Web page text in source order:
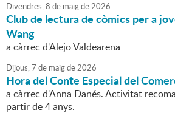
Divendres,8 de maigde2026
Club de lectura de còmics per a
Wang
a càrrec d'Alejo Valdearena
Dijous,7 de maigde2026
Hora del Conte Especial del
a càrrec d'Anna Danés. Activitat
partir de 4 anys.